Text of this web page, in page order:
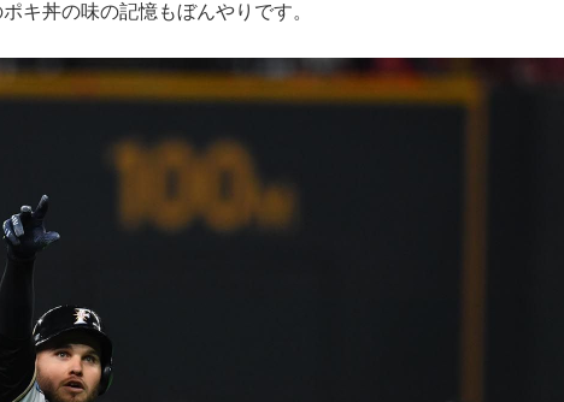
キ丼の味の記憶もぼんやりです。